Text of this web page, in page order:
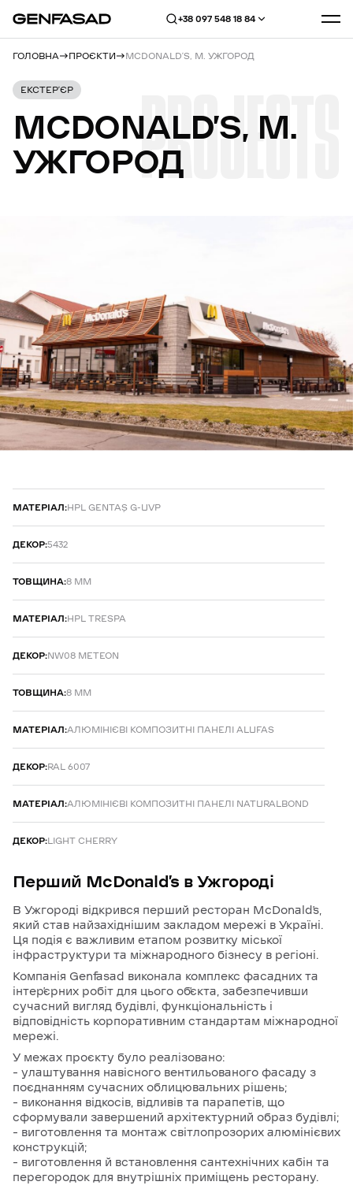
+38 097 548 18 84
ГОЛОВНА ПРОЄКТИ MCDONALD’S, М. УЖГОРОД
ЕКСТЕР’ЄР
MCDONALD’S, М.
УЖГОРОДPROJECTS
МАТЕРІАЛ:HPL GENTAŞ G-UVP
ДЕКОР:5432
ТОВЩИНА:8 ММ
МАТЕРІАЛ:HPL TRESPA
ДЕКОР:NW08 METEON
ТОВЩИНА:8 ММ
МАТЕРІАЛ:АЛЮМІНІЄВІ КОМПОЗИТНІ ПАНЕЛІ ALUFAS
ДЕКОР:RAL 6007
МАТЕРІАЛ:АЛЮМІНІЄВІ КОМПОЗИТНІ ПАНЕЛІ NATURALBOND
ДЕКОР:LIGHT CHERRY
Перший McDonald’s вУжгороді
В Ужгороді відкрився перший ресторан McDonald’s,
який став найзахіднішим закладом мережі в Україні.
Ця подія є важливим етапом розвитку міської
інфраструктури та міжнародного бізнесу в регіоні.
Компанія Genfasad виконала комплекс фасадних та
інтер’єрних робіт для цього об’єкта, забезпечивши
сучасний вигляд будівлі, функціональність і
відповідність корпоративним стандартам міжнародної
мережі.
У межах проєкту було реалізовано:
– улаштування навісного вентильованого фасаду з
поєднанням сучасних облицювальних рішень;
– виконання відкосів, відливів та парапетів, що
сформували завершений архітектурний образ будівлі;
– виготовлення та монтаж світлопрозорих алюмінієвих
конструкцій;
– виготовлення й встановлення сантехнічних кабін та
перегородок для внутрішніх приміщень ресторану.